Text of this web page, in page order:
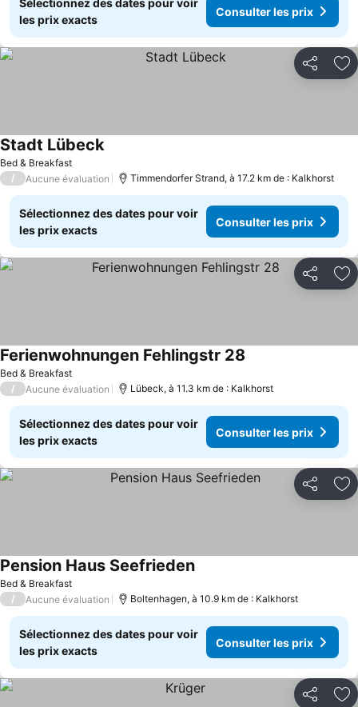
Sélectionnez des dates pour voir
les prix exacts
Consulter les prix
Partager
Bed & Breakfast
Stadt Lübeck
/ Aucune évaluation Timmendorfer Strand, à 17.2 km de : Kalkhorst
Sélectionnez des dates pour voir
les prix exacts
Consulter les prix
Partager
Bed & Breakfast
Ferienwohnungen Fehlingstr 28
/ Aucune évaluation Lübeck, à 11.3 km de : Kalkhorst
Sélectionnez des dates pour voir
les prix exacts
Consulter les prix
Partager
Bed & Breakfast
Pension Haus Seefrieden
/ Aucune évaluation Boltenhagen, à 10.9 km de : Kalkhorst
Sélectionnez des dates pour voir
les prix exacts
Consulter les prix
Partager